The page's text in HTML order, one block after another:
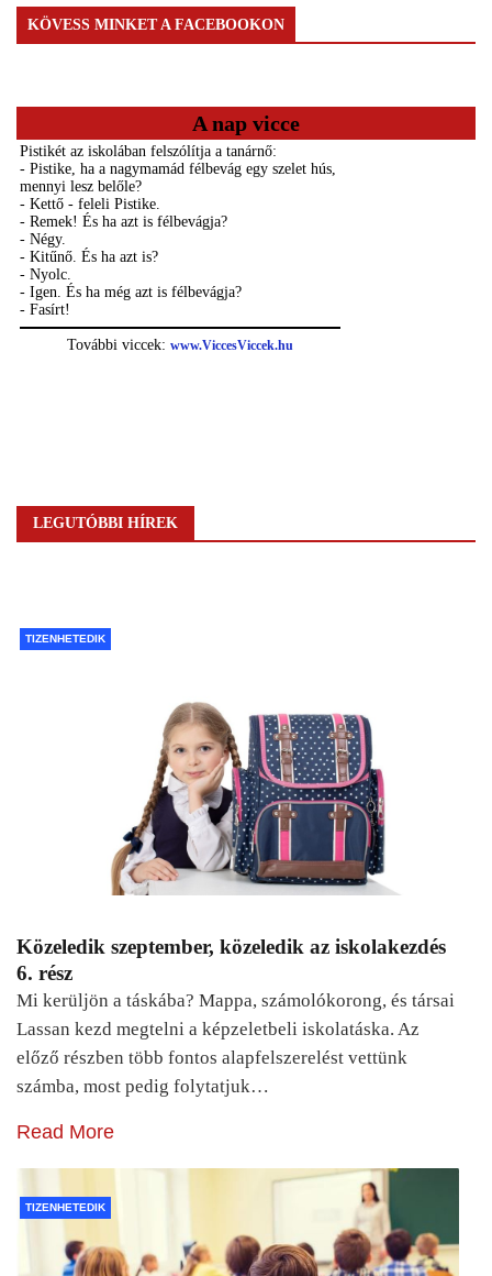
KÖVESS MINKET A FACEBOOKON
A nap vicce
LEGUTÓBBI HÍREK
TIZENHETEDIK
Közeledik szeptember, közeledik az iskolakezdés
6. rész
Mi kerüljön a táskába? Mappa, számolókorong, és társai
Lassan kezd megtelni a képzeletbeli iskolatáska. Az
előző részben több fontos alapfelszerelést vettünk
számba, most pedig folytatjuk…
Read More
TIZENHETEDIK